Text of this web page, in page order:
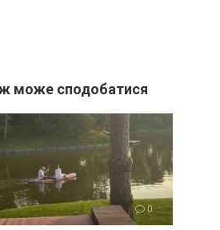
може сподобатися
0